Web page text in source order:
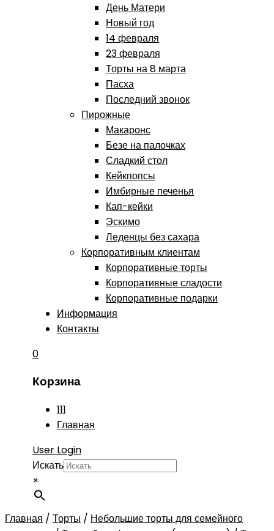
День Матери
Новый год
14 февраля
23 февраля
Торты на 8 марта
Пасха
Последний звонок
Пирожные
Макаронс
Безе на палочках
Сладкий стол
Кейкпопсы
Имбирные печенья
Кап-кейки
Эскимо
Леденцы без сахара
Корпоративным клиентам
Корпоративные торты
Корпоративные сладости
Корпоративные подарки
Информация
Контакты
0
Корзина
111
Главная
User Login
Искать
×
Главная / Торты / Небольшие торты для семейного